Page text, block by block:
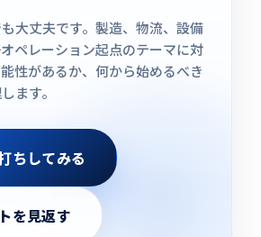
大丈夫です。製造、物流、設備
ペレーション起点のテーマに対
性があるか、何から始めるべき
ます。
ちしてみる
を見返す